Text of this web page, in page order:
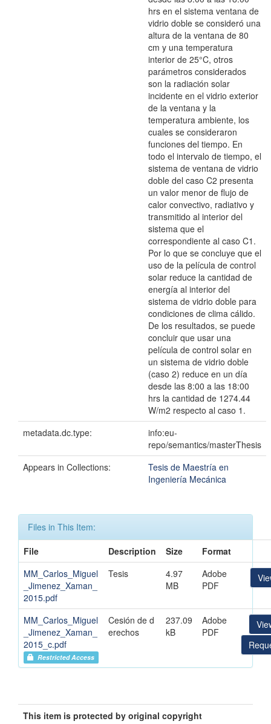
hrs en el sistema ventana de
vidrio doble se consideró una
altura de la ventana de 80
cm y una temperatura
interior de 25°C, otros
parámetros considerados
son la radiación solar
incidente en el vidrio exterior
de la ventana y la
temperatura ambiente, los
cuales se consideraron
funciones del tiempo. En
todo el intervalo de tiempo, el
sistema de ventana de vidrio
doble del caso C2 presenta
un valor menor de flujo de
calor convectivo, radiativo y
transmitido al interior del
sistema que el
correspondiente al caso C1.
Por lo que se concluye que el
uso de la película de control
solar reduce la cantidad de
energía al interior del
sistema de vidrio doble para
condiciones de clima cálido.
De los resultados, se puede
concluir que usar una
película de control solar en
un sistema de vidrio doble
(caso 2) reduce en un día
desde las 8:00 a las 18:00
hrs la cantidad de 1274.44
W/m2 respecto al caso 1.
metadata.dc.type:
info:eu-
repo/semantics/masterThesis
Appears in Collections:
Tesis de Maestría en
Ingeniería Mecánica
Files in This Item:
File
Description Size
Format
MM_Carlos_Miguel
_Jimenez_Xaman_
2015.pdf
Tesis
4.97
MB
Adobe
PDF
MM_Carlos_Miguel
_Jimenez_Xaman_
2015_c.pdf
Restricted Access
Cesión de d
erechos
237.09
kB
Adobe
PDF
This item is protected by original copyright